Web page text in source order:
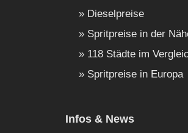
Dieselpreise
Spritpreise in der
118 Städte im
Spritpreise in Europa
Infos & News